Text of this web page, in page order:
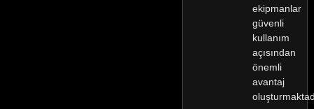
ekipmanlar
güvenli
kullanım
açısından
önemli
avantaj